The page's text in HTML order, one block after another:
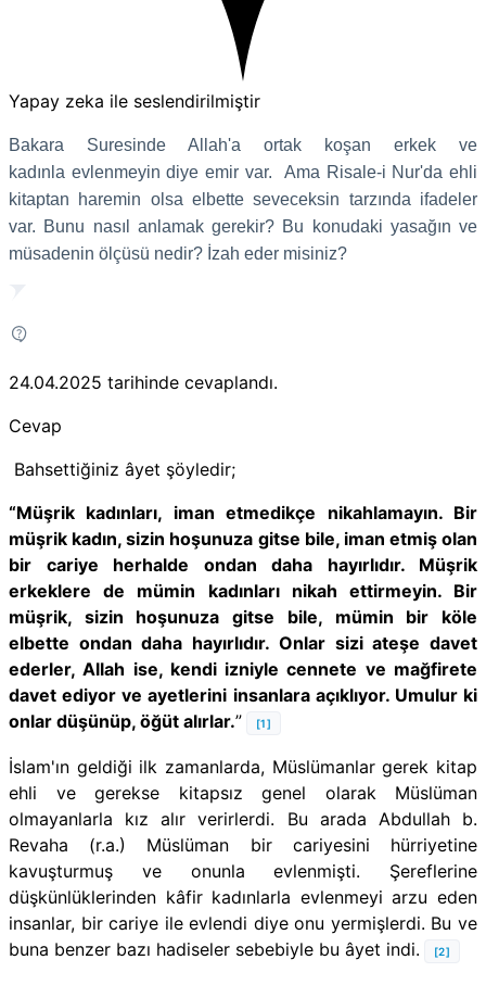
Yapay zeka ile seslendirilmiştir
Bakara Suresinde Allah'a ortak koşan erkek ve
kadınla evlenmeyin diye emir var. Ama Risale-i Nur'da ehli
kitaptan haremin olsa elbette seveceksin tarzında ifadeler
var. Bunu nasıl anlamak gerekir? Bu konudaki yasağın ve
müsadenin ölçüsü nedir? İzah eder misiniz?
24.04.2025 tarihinde cevaplandı.
Cevap
Bahsettiğiniz âyet şöyledir;
“Müşrik kadınları, iman etmedikçe nikahlamayın. Bir
müşrik kadın, sizin hoşunuza gitse bile, iman etmiş olan
bir cariye herhalde ondan daha hayırlıdır. Müşrik
erkeklere de mümin kadınları nikah ettirmeyin. Bir
müşrik, sizin hoşunuza gitse bile, mümin bir köle
elbette ondan daha hayırlıdır. Onlar sizi ateşe davet
ederler, Allah ise, kendi izniyle cennete ve mağfirete
davet ediyor ve ayetlerini insanlara açıklıyor. Umulur ki
onlar düşünüp, öğüt alırlar.” [1]
İslam'ın geldiği ilk zamanlarda, Müslümanlar gerek kitap
ehli ve gerekse kitapsız genel olarak Müslüman
olmayanlarla kız alır verirlerdi. Bu arada Abdullah b.
Revaha (r.a.) Müslüman bir cariyesini hürriyetine
kavuşturmuş ve onunla evlenmişti. Şereflerine
düşkünlüklerinden kâfir kadınlarla evlenmeyi arzu eden
insanlar, bir cariye ile evlendi diye onu yermişlerdi. Bu ve
buna benzer bazı hadiseler sebebiyle bu âyet indi.
[2]